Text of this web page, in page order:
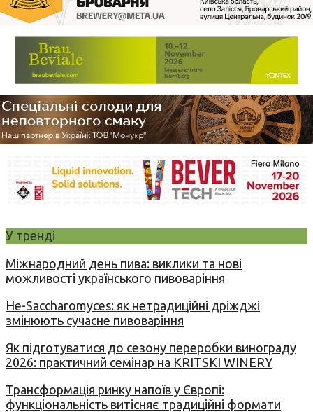
У тренді
Міжнародний день пива: виклики та нові
можливості українського пивоваріння
Не-Saccharomyces: як нетрадиційні дріжджі
змінюють сучасне пивоваріння
Як підготуватися до сезону переробки винограду
2026: практичний семінар на KRITSKI WINERY
Трансформація ринку напоїв у Європі:
функціональність витісняє традиційні формати